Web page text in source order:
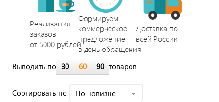
Реализация
заказов
от 5000 рублей
Формируем
коммерческое
предложение
в день обращения
Доставка по
всей России
Выводить по 30 60 90 товаров
Cортировать по По новизне